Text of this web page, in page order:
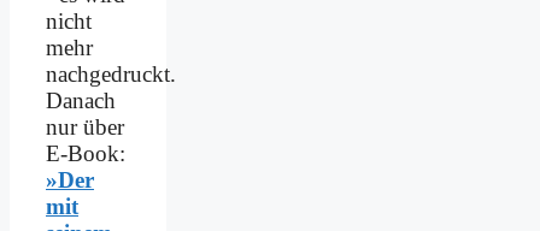
nicht
mehr
nachgedruckt.
Danach
nur über
E-Book:
»Der
mit